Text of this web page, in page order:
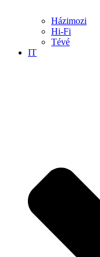
Házimozi
Hi-Fi
Tévé
IT